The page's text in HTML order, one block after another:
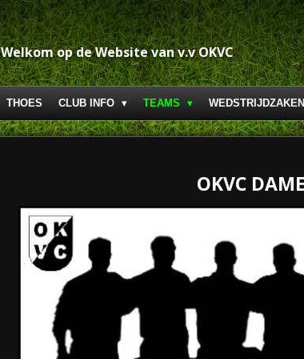
Welkom op de Website van v.v OKVC
THOES CLUB INFO TEAMS WEDSTRIJDZAKEN
OKVC